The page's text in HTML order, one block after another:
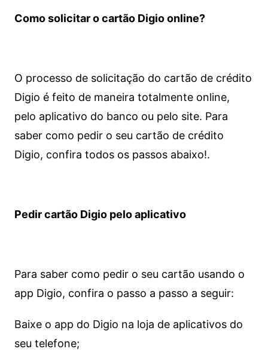
Como solicitar o cartão Digio online?
O processo de solicitação do cartão de crédito
Digio é feito de maneira totalmente online,
pelo aplicativo do banco ou pelo site. Para
saber como pedir o seu cartão de crédito
Digio, confira todos os passos abaixo!.
Pedir cartão Digio pelo aplicativo
Para saber como pedir o seu cartão usando o
app Digio, confira o passo a passo a seguir:
Baixe o app do Digio na loja de aplicativos do
seu telefone;